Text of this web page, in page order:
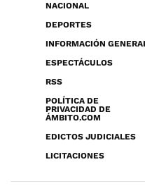
NACIONAL
DEPORTES
INFORMACIÓN
ESPECTÁCULOS
RSS
POLÍTICA DE
PRIVACIDAD DE
ÁMBITO.COM
EDICTOS JUDICIALES
LICITACIONES